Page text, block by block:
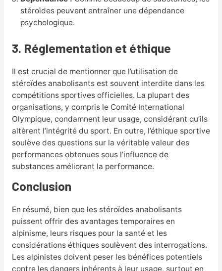
stéroïdes peuvent entraîner une dépendance
psychologique.
3. Réglementation et éthique
Il est crucial de mentionner que l’utilisation de
stéroïdes anabolisants est souvent interdite dans les
compétitions sportives officielles. La plupart des
organisations, y compris le Comité International
Olympique, condamnent leur usage, considérant qu’ils
altèrent l’intégrité du sport. En outre, l’éthique sportive
soulève des questions sur la véritable valeur des
performances obtenues sous l’influence de
substances améliorant la performance.
Conclusion
En résumé, bien que les stéroïdes anabolisants
puissent offrir des avantages temporaires en
alpinisme, leurs risques pour la santé et les
considérations éthiques soulèvent des interrogations.
Les alpinistes doivent peser les bénéfices potentiels
contre les dangers inhérents à leur usage, surtout en